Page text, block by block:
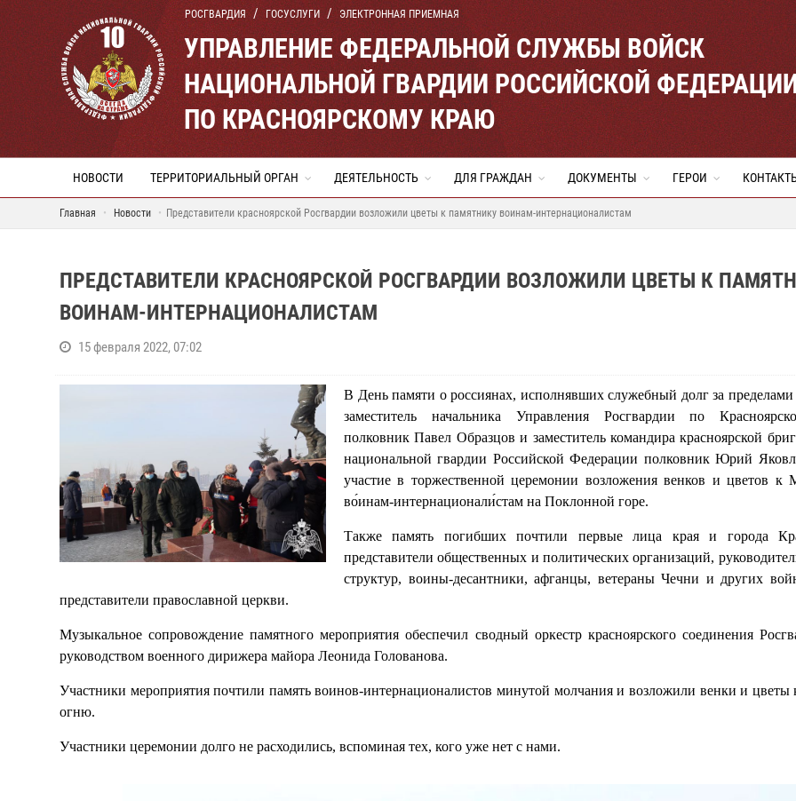
РОСГВАРДИЯ ГОСУСЛУГИ ЭЛЕКТРОННАЯ ПРИЕМНАЯ
УПРАВЛЕНИЕ ФЕДЕРАЛЬНОЙ СЛУЖБЫ ВОЙСК
НАЦИОНАЛЬНОЙ ГВАРДИИ РОССИЙСКОЙ
ПО КРАСНОЯРСКОМУ КРАЮ
НОВОСТИ ТЕРРИТОРИАЛЬНЫЙ ОРГАН ДЕЯТЕЛЬНОСТЬ ДЛЯ ГРАЖДАН ДОКУМЕНТЫ ГЕРОИ
Главная Новости Представители красноярской Росгвардии возложили цветы к памятнику воинам-интернационалистам
ПРЕДСТАВИТЕЛИ КРАСНОЯРСКОЙ РОСГВАРДИИ ВОЗЛОЖИЛИ ЦВЕТЫ К
ВОИНАМ-ИНТЕРНАЦИОНАЛИСТАМ
15 февраля 2022, 07:02
В День памяти о россиянах, исполнявших служебный долг за пределами
заместитель начальника Управления Росгвардии по
полковник Павел Образцов и заместитель командира красноярской
национальной гвардии Российской Федерации полковник Юрий
участие в торжественной церемонии возложения венков и цветов к
во́инам-интернационали́стам на Поклонной горе.
Также память погибших почтили первые лица края и города
представители общественных и политических организаций,
структур, воины-десантники, афганцы, ветераны Чечни и других
представители православной церкви.
Музыкальное сопровождение памятного мероприятия обеспечил сводный оркестр красноярского соединения
руководством военного дирижера майора Леонида Голованова.
Участники мероприятия почтили память воинов-интернационалистов минутой молчания и возложили венки и
огню.
Участники церемонии долго не расходились, вспоминая тех, кого уже нет с нами.